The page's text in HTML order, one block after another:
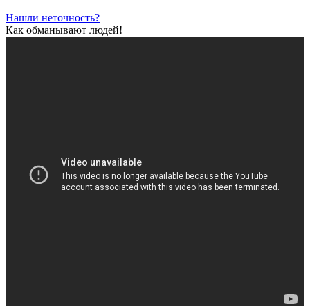
Нашли неточность?
Как обманывают людей!